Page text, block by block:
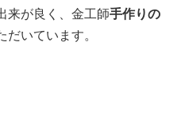
来が良く、金工師手作りの
だいています。